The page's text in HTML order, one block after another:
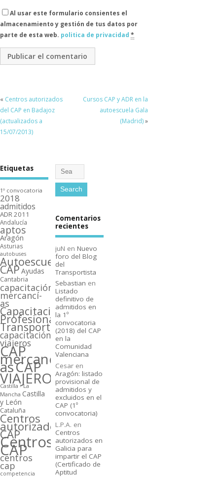
Al usar este formulario consientes el
almacenamiento y gestión de tus datos por
parte de esta web. politica de privacidad *
« Centros autorizados
del CAP en Badajoz
(actualizados a
15/07/2013)
Cursos CAP y ADR en la
autoescuela Gala
(Madrid)»
Etiquetas
1º convocatoria
2018
admitidos
ADR 2011
Andalucí­a
aptos
Aragón
Asturias
autobuses
Autoescuelas
CAPAyudas
Cantabria
capacitación
mercancí­
as
Capacitación
Profesional
Transporte
capacitación
viajeros
CAP
mercancí­
asCAP
VIAJEROS
Castilla - La
Mancha Castilla
y León
Cataluña
Centros
autorizados
CAP
Centros
CAP
centros
cap
competencia
Comentarios
recientes
juN en Nuevo
foro del Blog
del
Transportista
Sebastian en
Listado
definitivo de
admitidos en
la 1º
convocatoria
(2018) del CAP
en la
Comunidad
Valenciana
Cesaren
Aragón: listado
provisional de
admitidos y
excluidos en el
CAP (1º
convocatoria)
L.P.A. en
Centros
autorizados en
Galicia para
impartir el CAP
(Certificado de
Aptitud